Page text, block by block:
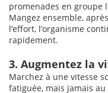
promenades en groupe
Mangez ensemble,
l’effort, l’organisme
rapidement.
3. Augmentez la
Marchez à une vitesse
fatiguée, mais jamais au